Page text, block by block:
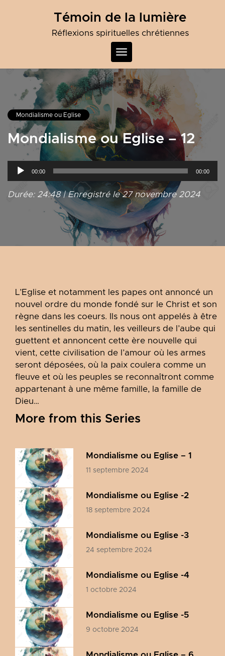
Témoin de la lumière
Réflexions spirituelles chrétiennes
Toggle
navigation
Mondialisme ou Eglise
Mondialisme ou Eglise – 12
Lecteur
audio
00:00 00:00
Durée: 24:48|Enregistré le 27 novembre 2024
L’Eglise et notamment les papes ont annoncé un
nouvel ordre du monde fondé sur le Christ et son
règne dans les coeurs. Ils nous ont appelés à être
les sentinelles du matin, les veilleurs de l’aube qui
guettent et annoncent cette ère nouvelle qui
vient, cette civilisation de l’amour où les armes
seront déposées, où la paix coulera comme un
fleuve et où les peuples se reconnaîtront comme
appartenant à une même famille, la famille de
Dieu…
More from this Series
Mondialisme ou Eglise – 1
11 septembre 2024
Mondialisme ou Eglise -2
18 septembre 2024
Mondialisme ou Eglise -3
24 septembre 2024
Mondialisme ou Eglise -4
1 octobre 2024
Mondialisme ou Eglise -5
9 octobre 2024